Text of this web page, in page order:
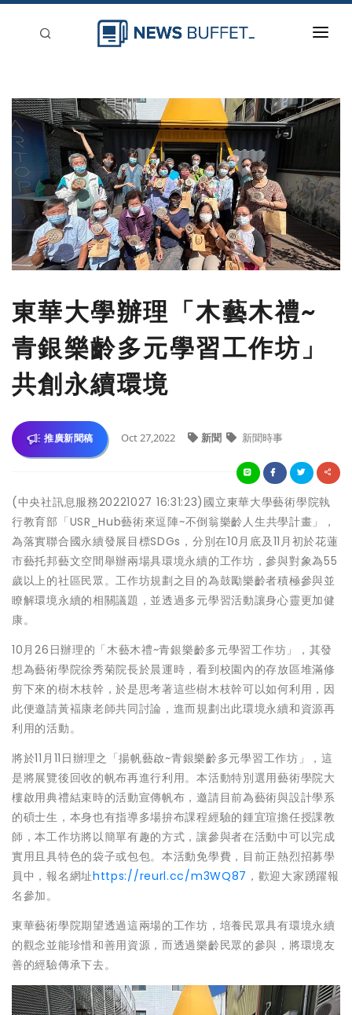
新聞稿分類
登入
刊登
東華大學辦理「木藝木禮~
青銀樂齡多元學習工作坊」
共創永續環境
推廣新聞稿 Oct 27,2022 新聞 新聞時事
(中央社訊息服務20221027 16:31:23)國立東華大學藝術學院執
行教育部「USR_Hub藝術來逗陣~不倒翁樂齡人生共學計畫」，
為落實聯合國永續發展目標SDGs，分別在10月底及11月初於花蓮
市藝托邦藝文空間舉辦兩場具環境永續的工作坊，參與對象為55
歲以上的社區民眾。工作坊規劃之目的為鼓勵樂齡者積極參與並
瞭解環境永續的相關議題，並透過多元學習活動讓身心靈更加健
康。
10月26日辦理的「木藝木禮~青銀樂齡多元學習工作坊」，其發
想為藝術學院徐秀菊院長於晨運時，看到校園內的存放區堆滿修
剪下來的樹木枝幹，於是思考著這些樹木枝幹可以如何利用，因
此便邀請黃褔康老師共同討論，進而規劃出此環境永續和資源再
利用的活動。
將於11月11日辦理之「揚帆藝啟~青銀樂齡多元學習工作坊」，這
是將展覽後回收的帆布再進行利用。本活動特別選用藝術學院大
樓啟用典禮結束時的活動宣傳帆布，邀請目前為藝術與設計學系
的碩士生，本身也有指導多場拚布課程經驗的鍾宜瑄擔任授課教
師，本工作坊將以簡單有趣的方式，讓參與者在活動中可以完成
實用且具特色的袋子或包包。本活動免學費，目前正熱烈招募學
員中，報名網址https://reurl.cc/m3WQ87 ，歡迎大家踴躍報
名參加。
東華藝術學院期望透過這兩場的工作坊，培養民眾具有環境永續
的觀念並能珍惜和善用資源，而透過樂齡民眾的參與，將環境友
善的經驗傳承下去。